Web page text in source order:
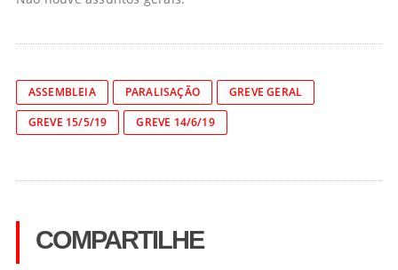
ASSEMBLEIA PARALISAÇÃO
GREVE GERAL
GREVE 15/5/19
GREVE 14/6/19
COMPARTILHE